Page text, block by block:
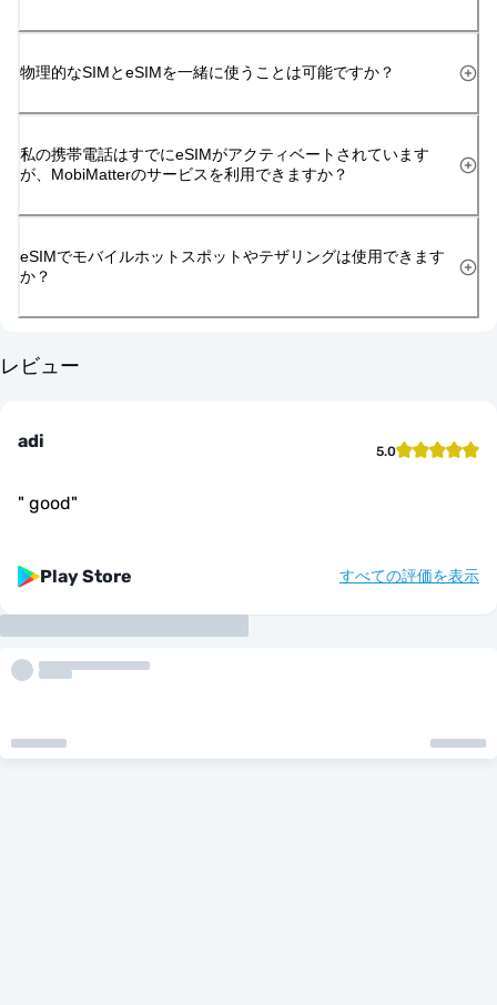
物理的なSIMとeSIMを一緒に使うことは可能ですか？
私の携帯電話はすでにeSIMがアクティベートされています
が、MobiMatterのサービスを利用できますか？
eSIMでモバイルホットスポットやテザリングは使用できます
か？
レビュー
adi 5.0
" good"
Play Store すべての評価を表示